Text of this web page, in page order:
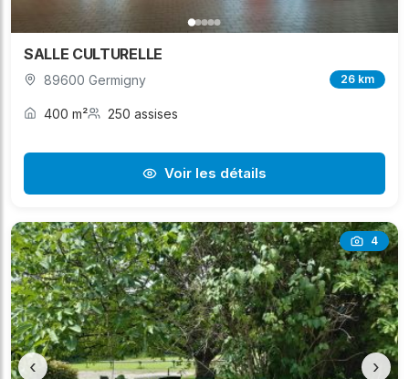
SALLE CULTURELLE
89600 Germigny 26 km
400 m² 250 assises
Voir les détails
4
‹ ›